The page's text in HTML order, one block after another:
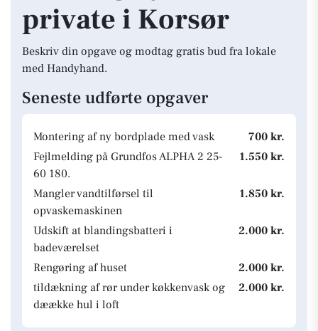
private i Korsør
Beskriv din opgave og modtag gratis bud fra lokale
med Handyhand.
Seneste udførte opgaver
Montering af ny bordplade med vask
700 kr.
Fejlmelding på Grundfos ALPHA 2 25-
60 180.
1.550 kr.
Mangler vandtilførsel til
opvaskemaskinen
1.850 kr.
Udskift at blandingsbatteri i
badeværelset
2.000 kr.
Rengøring af huset
2.000 kr.
tildækning af rør under køkkenvask og
dæække hul i loft
2.000 kr.